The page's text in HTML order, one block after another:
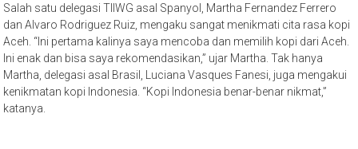
Salah satu delegasi TIIWG asal Spanyol, Martha Fernandez Ferrero
dan Alvaro Rodriguez Ruiz, mengaku sangat menikmati cita rasa kopi
Aceh. “Ini pertama kalinya saya mencoba dan memilih kopi dari Aceh.
Ini enak dan bisa saya rekomendasikan,” ujar Martha. Tak hanya
Martha, delegasi asal Brasil, Luciana Vasques Fanesi, juga mengakui
kenikmatan kopi Indonesia. “Kopi Indonesia benar-benar nikmat,”
katanya.